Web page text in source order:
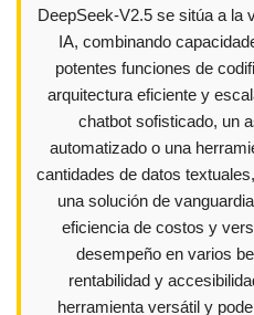
DeepSeek-V2.5 se sitúa a la
IA, combinando
potentes funciones de
arquitectura eficiente y
chatbot sofisticado, un
automatizado o una
cantidades de datos
una solución de
eficiencia de costos y
desempeño en varios
rentabilidad y
herramienta versátil y